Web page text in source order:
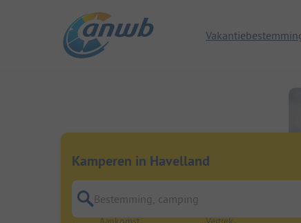
Kamperen in Havelland
Bestemming, camping